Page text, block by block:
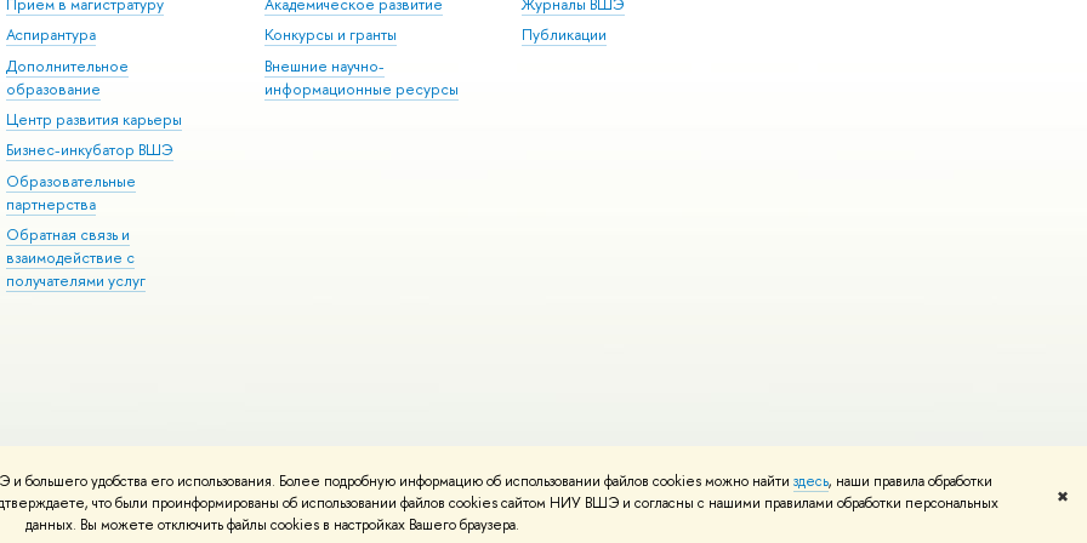
удобства его использования. Более подробную информацию об использовании файлов cookies можно найти здесь, наши правила обработки
что были проинформированы об использовании файлов cookies сайтом НИУ ВШЭ и согласны с нашими правилами обработки персональных
данных. Вы можете отключить файлы cookies в настройках Вашего браузера.
✖
Аспирантура
Дополнительное
образование
Центр развития карьеры
Бизнес-инкубатор ВШЭ
Образовательные
партнерства
Обратная связь и
взаимодействие с
получателями услуг
Конкурсы и гранты
Внешние научно-
информационные ресурсы
Публикации
Редактору
Условия использования материалов Политика конфиденциальности Карта сайта
вШколе дизайна НИУ ВШЭ